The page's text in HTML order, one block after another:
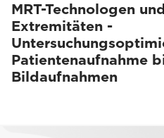
MRT-Technologen
Extremitäten -
Patientenaufnahme
Bildaufnahmen